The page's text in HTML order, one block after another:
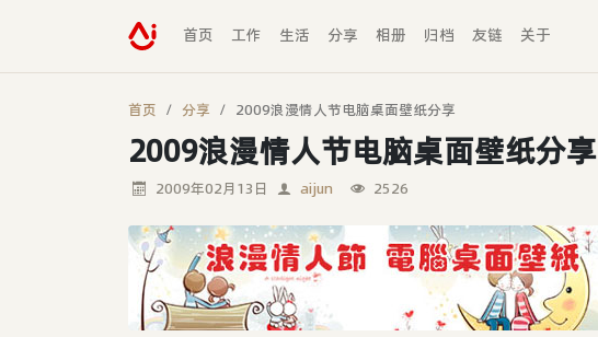
首页 工作 生活 分享 相册 归档 友链 关于
首页 分享 2009浪漫情人节电脑桌面壁纸分享
2009浪漫情人节电脑桌面壁纸分享
2009年02月13日 aijun 2526